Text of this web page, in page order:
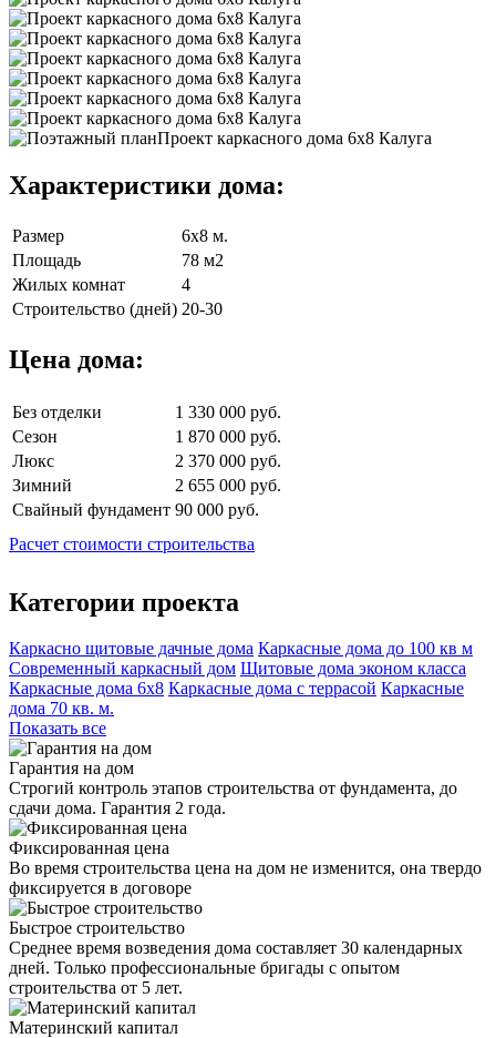
Характеристики дома:
Размер
6х8 м.
Площадь
78 м2
Жилых комнат
4
Строительство (дней) 20-30
Цена дома:
Без отделки
1 330 000 руб.
Сезон
1 870 000 руб.
Люкс
2 370 000 руб.
Зимний
2 655 000 руб.
Свайный фундамент 90 000 руб.
Расчет стоимости строительства
Категории проекта
Каркасно щитовые дачные дома Каркасные дома до 100 кв м
Современный каркасный дом Щитовые дома эконом класса
Каркасные дома 6х8 Каркасные дома с террасой Каркасные
дома 70 кв. м.
Показать все
Гарантия на дом
Строгий контроль этапов строительства от фундамента, до
сдачи дома. Гарантия 2 года.
Фиксированная цена
Во время строительства цена на дом не изменится, она твердо
фиксируется в договоре
Быстрое строительство
Среднее время возведения дома составляет 30 календарных
дней. Только профессиональные бригады с опытом
строительства от 5 лет.
Материнский капитал